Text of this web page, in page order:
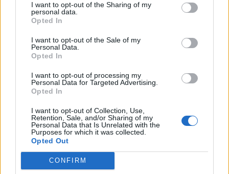
I want to opt-out of the Sharing of my
personal data.
Opted In
I want to opt-out of the Sale of my
Personal Data.
Opted In
I want to opt-out of processing my
Personal Data for Targeted Advertising.
Opted In
I want to opt-out of Collection, Use,
Retention, Sale, and/or Sharing of my
Personal Data that Is Unrelated with the
Purposes for which it was collected.
Opted Out
CONFIRM
Készül a válságforgatókönyv a magyar
dolgozókat, ha elhúzódik a hőség
Hogyan érdemes szervezni a munkavégzést
hőségriadóban? Otthon, ahol mindenki külön hűti a
lakását, vagy egy korszerű, energiahatékony
irodaházban, ahol a hűtés központilag működik.